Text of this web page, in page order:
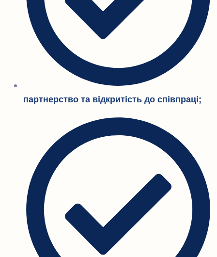
партнерство та відкритість до співпраці;